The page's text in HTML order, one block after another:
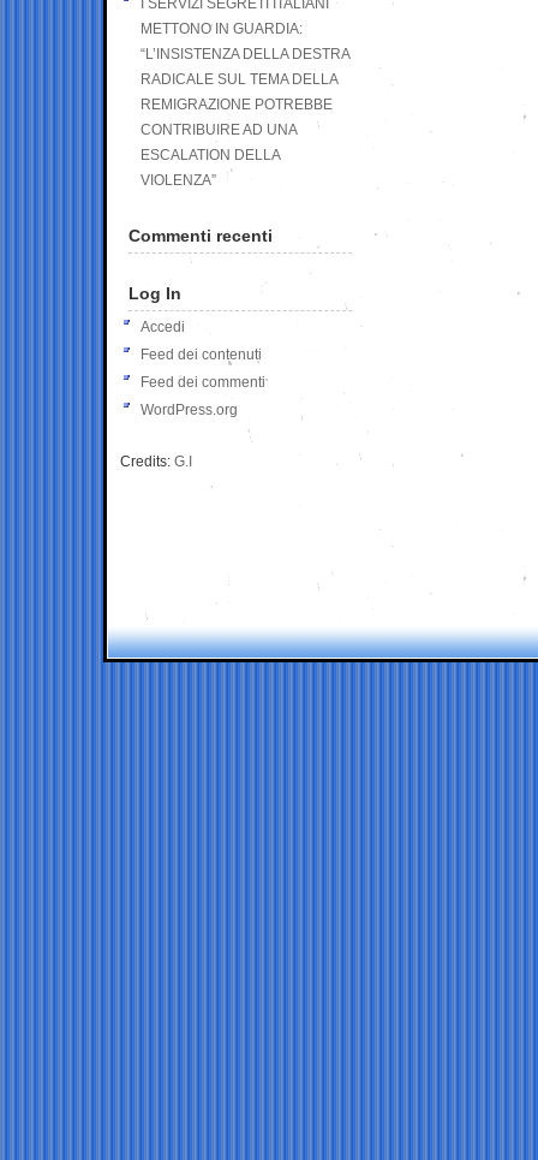
I SERVIZI SEGRETI ITALIANI
METTONO IN GUARDIA:
“L’INSISTENZA DELLA DESTRA
RADICALE SUL TEMA DELLA
REMIGRAZIONE POTREBBE
CONTRIBUIRE AD UNA
ESCALATION DELLA
VIOLENZA”
Commenti recenti
Log In
Accedi
Feed dei contenuti
Feed dei commenti
WordPress.org
Credits: G.I